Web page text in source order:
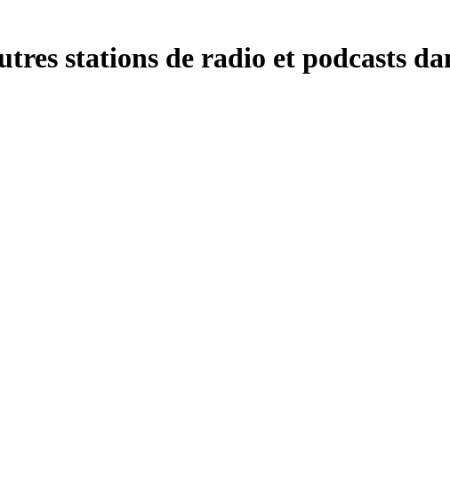
stations de radio et podcasts